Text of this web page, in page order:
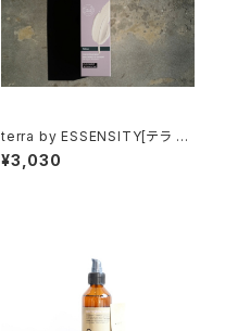
terra by ESSENSITY[テラ カ
ラートリートメント］
¥3,030